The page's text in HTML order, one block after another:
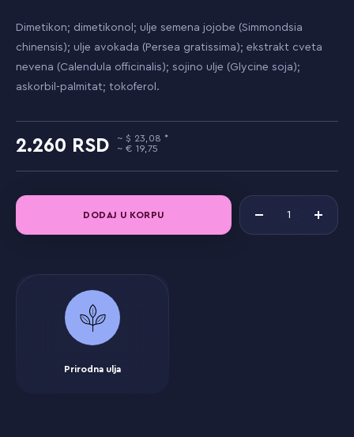
Dimetikon; dimetikonol; ulje semena jojobe (Simmondsia
chinensis); ulje avokada (Persea gratissima); ekstrakt cveta
nevena (Calendula officinalis); sojino ulje (Glycine soja);
askorbil-palmitat; tokoferol.
2.260
23,08
19,75
DODAJ U KORPU
Prirodna ulja